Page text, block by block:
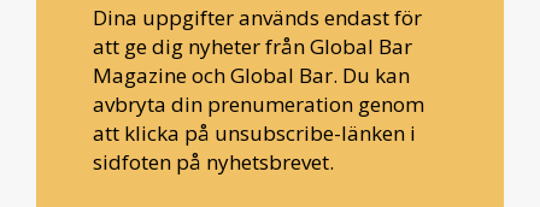
Dina uppgifter används endast för
att ge dig nyheter från Global Bar
Magazine och Global Bar. Du kan
avbryta din prenumeration genom
att klicka på unsubscribe-länken i
sidfoten på nyhetsbrevet.